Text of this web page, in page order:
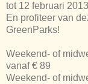
tot 12 februari
En profiteer van
GreenParks!
Weekend- of
vanaf € 89
Weekend- of